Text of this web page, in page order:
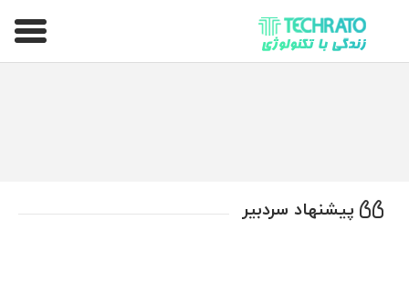
تکراتو – زندگی با تکنولوژی
پیشنهاد سردبیر